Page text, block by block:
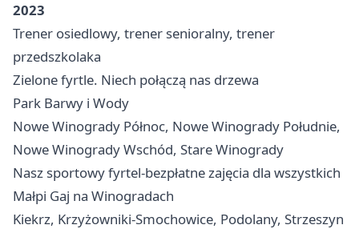
2023
Trener osiedlowy, trener senioralny, trener
przedszkolaka
Zielone fyrtle. Niech połączą nas drzewa
Park Barwy i Wody
Nowe Winogrady Północ, Nowe Winogrady Południe,
Nowe Winogrady Wschód, Stare Winogrady
Nasz sportowy fyrtel-bezpłatne zajęcia dla wszystkich
Małpi Gaj na Winogradach
Kiekrz, Krzyżowniki-Smochowice, Podolany, Strzeszyn